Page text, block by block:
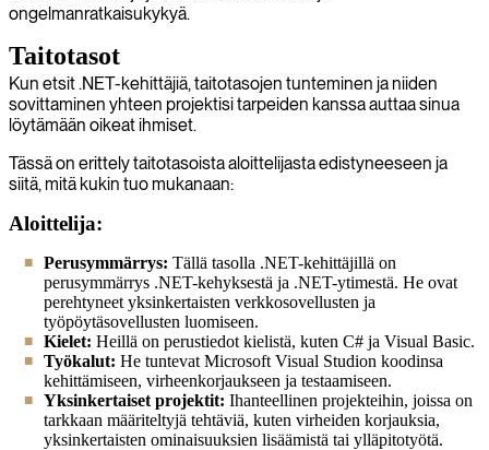
ongelmanratkaisukykyä.
Taitotasot
Kun etsit .NET-kehittäjiä, taitotasojen tunteminen ja niiden
sovittaminen yhteen projektisi tarpeiden kanssa auttaa sinua
löytämään oikeat ihmiset.
Tässä on erittely taitotasoista aloittelijasta edistyneeseen ja
siitä, mitä kukin tuo mukanaan:
Aloittelija:
Perusymmärrys: Tällä tasolla .NET-kehittäjillä on
perusymmärrys .NET-kehyksestä ja .NET-ytimestä. He ovat
perehtyneet yksinkertaisten verkkosovellusten ja
työpöytäsovellusten luomiseen.
Kielet: Heillä on perustiedot kielistä, kuten C# ja Visual Basic.
Työkalut: He tuntevat Microsoft Visual Studion koodinsa
kehittämiseen, virheenkorjaukseen ja testaamiseen.
Yksinkertaiset projektit: Ihanteellinen projekteihin, joissa on
tarkkaan määriteltyjä tehtäviä, kuten virheiden korjauksia,
yksinkertaisten ominaisuuksien lisäämistä tai ylläpitotyötä.